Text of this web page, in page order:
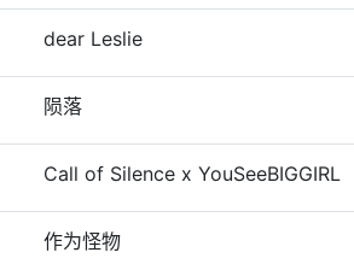
dear Leslie
陨落
Call of Silence x YouSeeBIGGIRL
作为怪物